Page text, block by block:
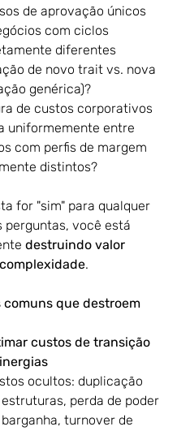
de aprovação únicos
com ciclos
diferentes
de novo trait vs. nova
genérica)?
de custos corporativos
uniformemente entre
com perfis de margem
distintos?
for "sim" para qualquer
perguntas, você está
destruindo valor
.
comuns que destroem
custos de transição
ocultos: duplicação
perda de poder
turnover de